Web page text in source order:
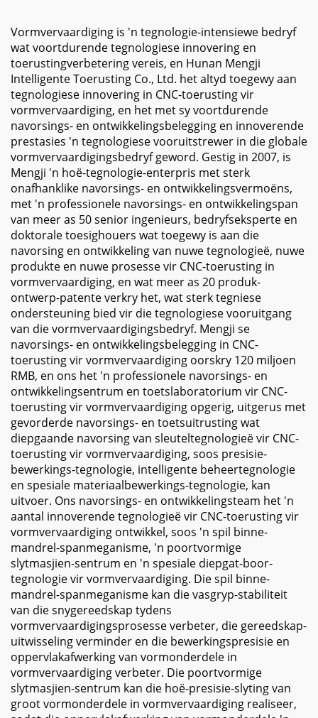
Vormvervaardiging is 'n tegnologie-intensiewe bedryf
wat voortdurende tegnologiese innovering en
toerustingverbetering vereis, en Hunan Mengji
Intelligente Toerusting Co., Ltd. het altyd toegewy aan
tegnologiese innovering in CNC-toerusting vir
vormvervaardiging, en het met sy voortdurende
navorsings- en ontwikkelingsbelegging en innoverende
prestasies 'n tegnologiese vooruitstrewer in die globale
vormvervaardigingsbedryf geword. Gestig in 2007, is
Mengji 'n hoë-tegnologie-enterpris met sterk
onafhanklike navorsings- en ontwikkelingsvermoëns,
met 'n professionele navorsings- en ontwikkelingspan
van meer as 50 senior ingenieurs, bedryfseksperte en
doktorale toesighouers wat toegewy is aan die
navorsing en ontwikkeling van nuwe tegnologieë, nuwe
produkte en nuwe prosesse vir CNC-toerusting in
vormvervaardiging, en wat meer as 20 produk-
ontwerp-patente verkry het, wat sterk tegniese
ondersteuning bied vir die tegnologiese vooruitgang
van die vormvervaardigingsbedryf. Mengji se
navorsings- en ontwikkelingsbelegging in CNC-
toerusting vir vormvervaardiging oorskry 120 miljoen
RMB, en ons het 'n professionele navorsings- en
ontwikkelingsentrum en toetslaboratorium vir CNC-
toerusting vir vormvervaardiging opgerig, uitgerus met
gevorderde navorsings- en toetsuitrusting wat
diepgaande navorsing van sleuteltegnologieë vir CNC-
toerusting vir vormvervaardiging, soos presisie-
bewerkings-tegnologie, intelligente beheertegnologie
en spesiale materiaalbewerkings-tegnologie, kan
uitvoer. Ons navorsings- en ontwikkelingsteam het 'n
aantal innoverende tegnologieë vir CNC-toerusting vir
vormvervaardiging ontwikkel, soos 'n spil binne-
mandrel-spanmeganisme, 'n poortvormige
slytmasjien-sentrum en 'n spesiale diepgat-boor-
tegnologie vir vormvervaardiging. Die spil binne-
mandrel-spanmeganisme kan die vasgryp-stabiliteit
van die snygereedskap tydens
vormvervaardigingsprosesse verbeter, die gereedskap-
uitwisseling verminder en die bewerkingspresisie en
oppervlakafwerking van vormonderdele in
vormvervaardiging verbeter. Die poortvormige
slytmasjien-sentrum kan die hoë-presisie-slyting van
groot vormonderdele in vormvervaardiging realiseer,